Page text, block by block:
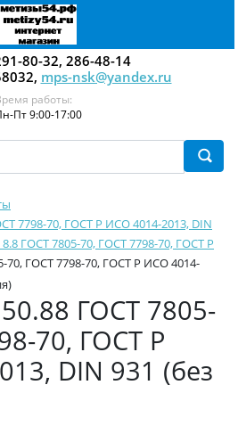
80-32, 286-48-14
mps-nsk@yandex.ru
работы:
Пт 9:00-17:00
7798-70, ГОСТ Р ИСО 4014-2013, DIN
ГОСТ 7805-70, ГОСТ 7798-70, ГОСТ Р
70, ГОСТ 7798-70, ГОСТ Р ИСО 4014-
ГОСТ 7805-
70, ГОСТ Р
DIN 931 (без